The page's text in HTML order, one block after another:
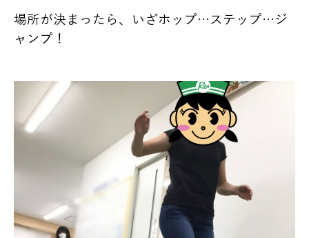
場所が決まったら、いざホップ…ステップ…ジ
ャンプ！